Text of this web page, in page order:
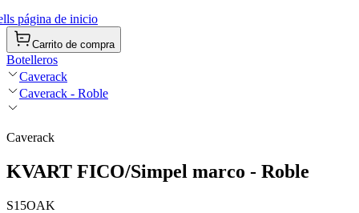
página de inicio
Carrito de compra
Botelleros
Caverack
Caverack - Roble
Caverack
KVART FICO/Simpel marco - Roble
S15OAK